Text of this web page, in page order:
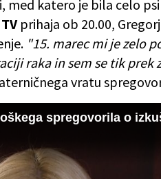
med katero je bila celo
prihaja ob 20.00,
"15. marec mi je zelo
raka in sem se tik
vratu
spregovorila o